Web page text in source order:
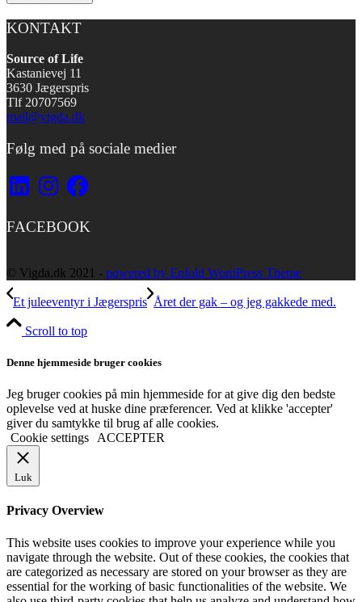
KONTAKT
Source of Life
Kastanievej 11
3630 Jægerspris
Tlf 20707569
mail@vigda.dk
Følg med på sociale medier
LinkedInInstagramFacebook
FACEBOOK
© Vigda.dk 2021 - powered by Enfold WordPress Theme
Et juleeventyr i Jægerspris Året der gak – og jeg gakkede med.
Scroll to top
Denne hjemmeside bruger cookies
Jeg bruger cookies på min hjemmeside for at give dig den bedste
oplevelse ved at huske dine præferencer. Ved at klikke 'accepter'
giver du samtykke til brug af alle cookies.
Cookie settings
ACCEPTER
Luk
Privacy Overview
This website uses cookies to improve your experience while you
navigate through the website. Out of these cookies, the cookies that
are categorized as necessary are stored on your browser as they are
essential for the working of basic functionalities of the website. We